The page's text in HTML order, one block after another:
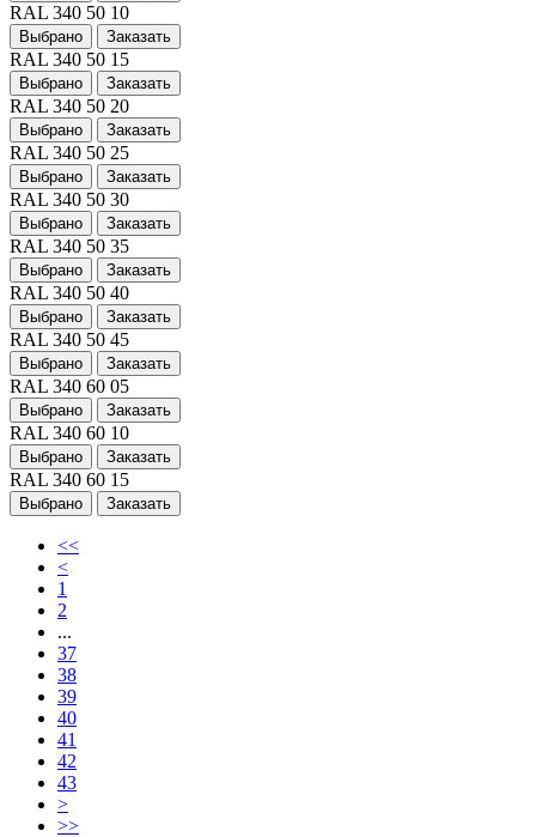
RAL 340 50 10
Выбрано Заказать
RAL 340 50 15
Выбрано Заказать
RAL 340 50 20
Выбрано Заказать
RAL 340 50 25
Выбрано Заказать
RAL 340 50 30
Выбрано Заказать
RAL 340 50 35
Выбрано Заказать
RAL 340 50 40
Выбрано Заказать
RAL 340 50 45
Выбрано Заказать
RAL 340 60 05
Выбрано Заказать
RAL 340 60 10
Выбрано Заказать
RAL 340 60 15
Выбрано Заказать
<<
<
1
2
...
37
38
39
40
41
42
43
>
>>